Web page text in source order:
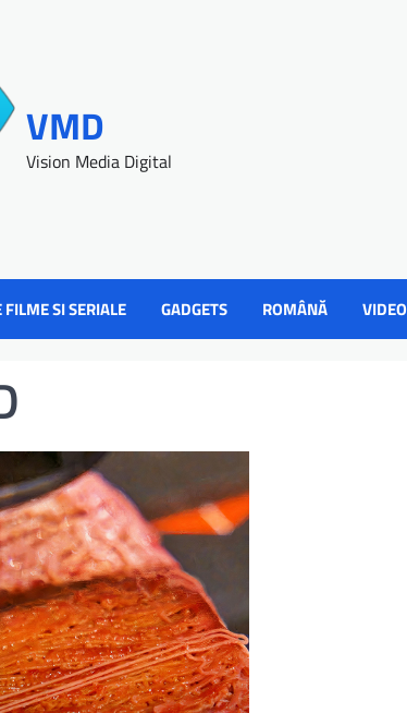
VMD
Vision Media Digital
FILME SI SERIALE GADGETS ROMÂNĂ VIDEO